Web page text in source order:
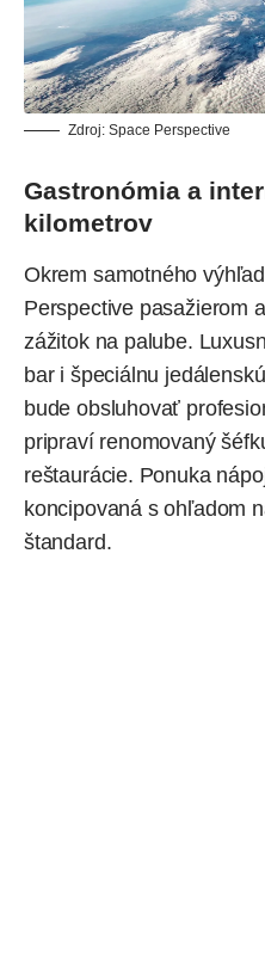
Zdroj: Space Perspective
Gastronómia a
kilometrov
Okrem samotného
Perspective pasažierom
zážitok na palube.
bar i špeciálnu
bude obsluhovať
pripraví renomovaný
reštaurácie. Ponuka
koncipovaná s ohľadom
štandard.